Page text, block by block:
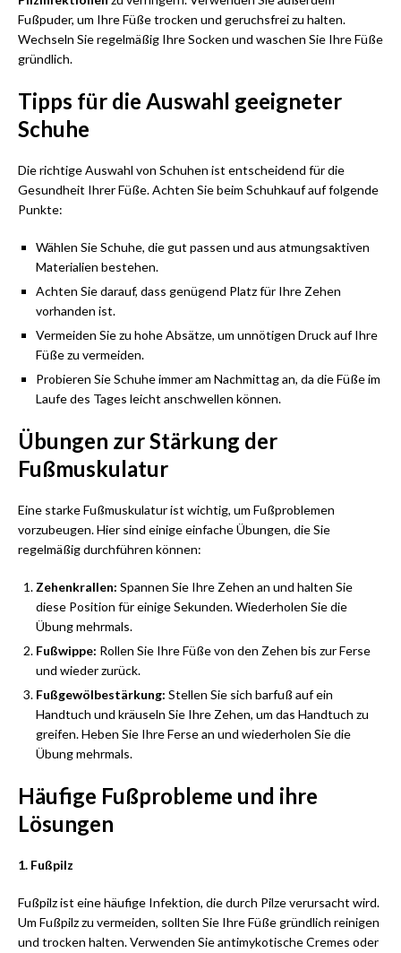
Fußpuder, um Ihre Füße trocken und geruchsfrei zu halten.
Wechseln Sie regelmäßig Ihre Socken und waschen Sie Ihre Füße
gründlich.
Tipps für die Auswahl geeigneter
Schuhe
Die richtige Auswahl von Schuhen ist entscheidend für die
Gesundheit Ihrer Füße. Achten Sie beim Schuhkauf auf folgende
Punkte:
Wählen Sie Schuhe, die gut passen und aus atmungsaktiven
Materialien bestehen.
Achten Sie darauf, dass genügend Platz für Ihre Zehen
vorhanden ist.
Vermeiden Sie zu hohe Absätze, um unnötigen Druck auf Ihre
Füße zu vermeiden.
Probieren Sie Schuhe immer am Nachmittag an, da die Füße im
Laufe des Tages leicht anschwellen können.
Übungen zur Stärkung der
Fußmuskulatur
Eine starke Fußmuskulatur ist wichtig, um Fußproblemen
vorzubeugen. Hier sind einige einfache Übungen, die Sie
regelmäßig durchführen können:
Zehenkrallen: Spannen Sie Ihre Zehen an und halten Sie
diese Position für einige Sekunden. Wiederholen Sie die
Übung mehrmals.
Fußwippe: Rollen Sie Ihre Füße von den Zehen bis zur Ferse
und wieder zurück.
Fußgewölbestärkung: Stellen Sie sich barfuß auf ein
Handtuch und kräuseln Sie Ihre Zehen, um das Handtuch zu
greifen. Heben Sie Ihre Ferse an und wiederholen Sie die
Übung mehrmals.
Häufige Fußprobleme und ihre
Lösungen
1. Fußpilz
Fußpilz ist eine häufige Infektion, die durch Pilze verursacht wird.
Um Fußpilz zu vermeiden, sollten Sie Ihre Füße gründlich reinigen
und trocken halten. Verwenden Sie antimykotische Cremes oder